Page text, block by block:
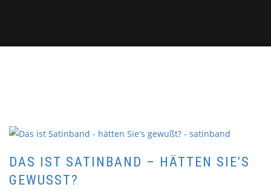
DAS IST SATINBAND – HÄTTEN SIE’S
GEWUSST?